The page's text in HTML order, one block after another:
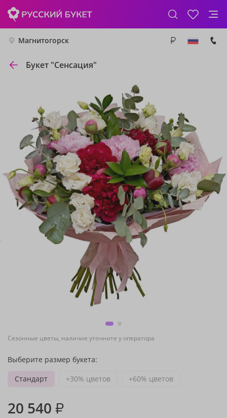
Магнитогорск
Букет "Сенсация"
Сезонные цветы, наличие уточните у оператора
Выберите размер букета:
Стандарт
+30% цветов +60% цветов
20 540 ₽